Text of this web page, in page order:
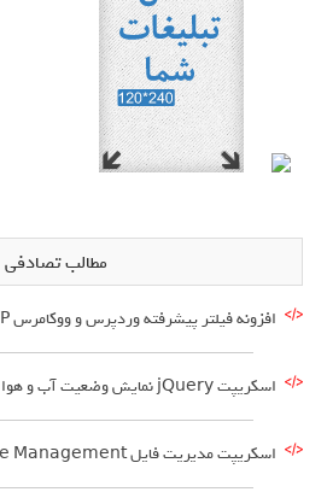
مطالب تصادفی
افزونه فیلتر پیشرفته وردپرس و ووکامرس FacetWP
اسکریپت jQuery نمایش وضعیت آب و هوا Flat Weather
اسکریپت مدیریت فایل Advanced File Management نسخه 3.0